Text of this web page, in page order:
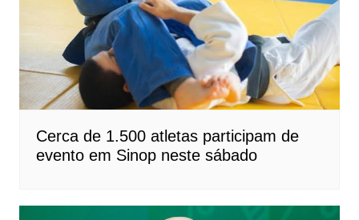
Cerca de 1.500 atletas participam de
evento em Sinop neste sábado